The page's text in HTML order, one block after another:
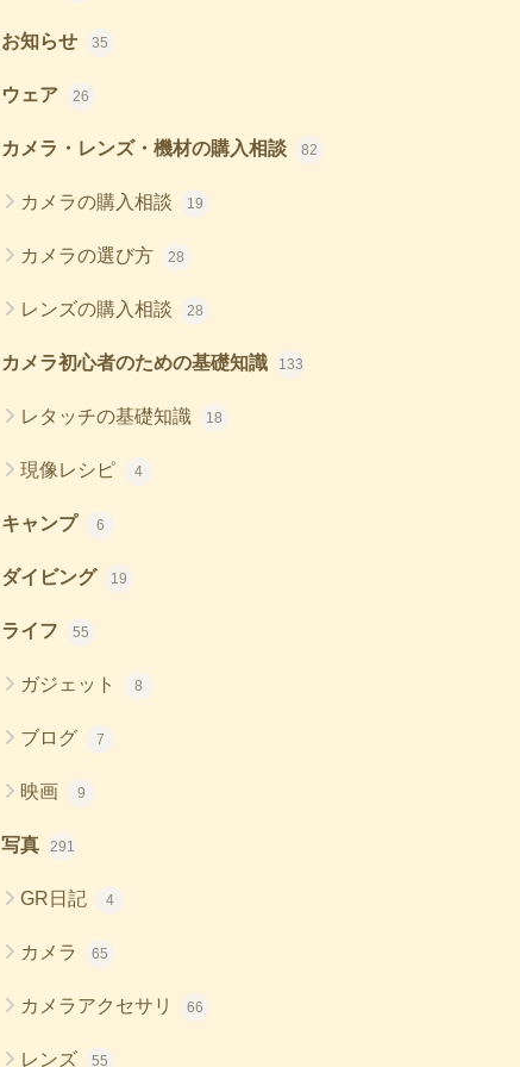
お知らせ 35
ウェア 26
カメラ・レンズ・機材の購入相談 82
カメラの購入相談 19
カメラの選び方 28
レンズの購入相談 28
カメラ初心者のための基礎知識 133
レタッチの基礎知識 18
現像レシピ 4
キャンプ 6
ダイビング 19
ライフ 55
ガジェット 8
ブログ 7
映画 9
写真 291
GR日記 4
カメラ 65
カメラアクセサリ 66
レンズ 55